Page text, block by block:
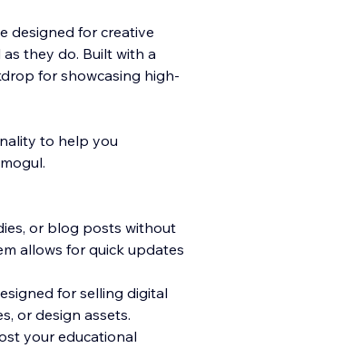
designed for creative
they do. Built with a
for showcasing high-
to help you
or blog posts without
allows for quick updates
for selling digital
or design assets.
your educational